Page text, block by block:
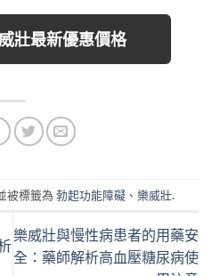
壯最新優惠價格
被標籤為 勃起功能障礙、 樂威壯.
樂威壯與慢性病患者的用藥安
全：藥師解析高血壓糖尿病使